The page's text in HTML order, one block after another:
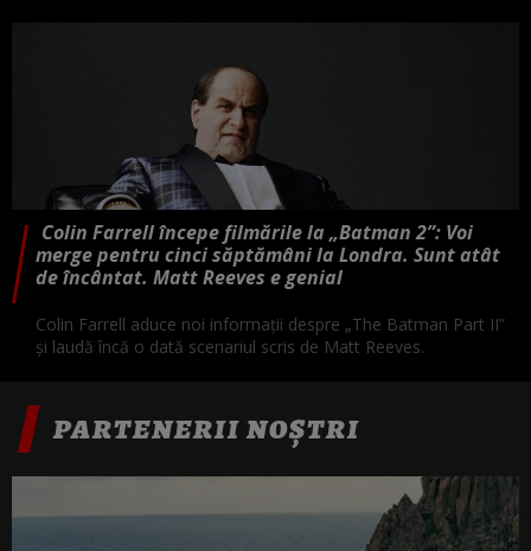
Colin Farrell începe filmările la „Batman 2”: Voi
merge pentru cinci săptămâni la Londra. Sunt atât
de încântat. Matt Reeves e genial
Colin Farrell aduce noi informații despre „The Batman Part II”
și laudă încă o dată scenariul scris de Matt Reeves.
PARTENERII NOȘTRI